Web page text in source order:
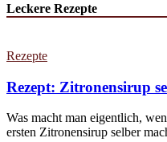
Leckere Rezepte
Rezepte
Rezept: Zitronensirup
Was macht man eigentlich,
ersten Zitronensirup selber